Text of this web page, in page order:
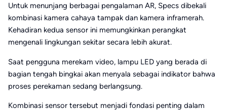
Untuk menunjang berbagai pengalaman AR, Specs dibekali
kombinasi kamera cahaya tampak dan kamera inframerah.
Kehadiran kedua sensor ini memungkinkan perangkat
mengenali lingkungan sekitar secara lebih akurat.
Saat pengguna merekam video, lampu LED yang berada di
bagian tengah bingkai akan menyala sebagai indikator bahwa
proses perekaman sedang berlangsung.
Kombinasi sensor tersebut menjadi fondasi penting dalam